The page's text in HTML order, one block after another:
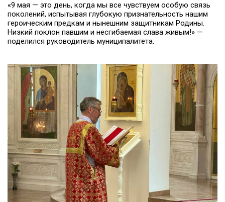
«9 мая — это день, когда мы все чувствуем особую связь
поколений, испытывая глубокую признательность нашим
героическим предкам и нынешним защитникам Родины.
Низкий поклон павшим и несгибаемая слава живым!» —
поделился руководитель муниципалитета.